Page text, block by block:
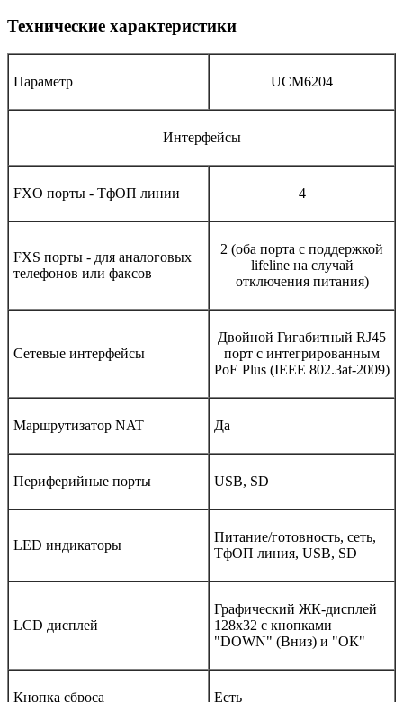
Технические характеристики
Параметр UCM6204
Интерфейсы
FXO порты - ТфОП линии 4
FXS порты - для аналоговых
телефонов или факсов
2 (оба порта с поддержкой
lifeline на случай
отключения питания)
Сетевые интерфейсы
Двойной Гигабитный RJ45
порт с интегрированным
PoE Plus (IEEE 802.3at-2009)
Маршрутизатор NAT Да
Периферийные порты USB, SD
LED индикаторы
Питание/готовность, сеть,
ТфОП линия, USB, SD
LCD дисплей
Графический ЖК-дисплей
128x32 с кнопками
"DOWN" (Вниз) и "ОК"
Кнопка сброса Есть